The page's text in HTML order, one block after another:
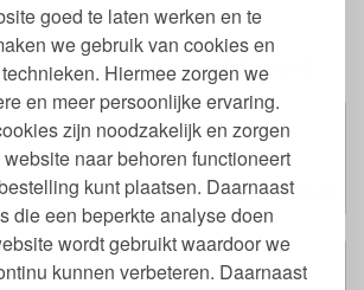
goed te laten werken en te
we gebruik van cookies en
Hiermee zorgen we
en meer persoonlijke ervaring.
zijn noodzakelijk en zorgen
naar behoren functioneert
kunt plaatsen. Daarnaast
die een beperkte analyse doen
wordt gebruikt waardoor we
kunnen verbeteren. Daarnaast
haarverf gecertificeerd
Winkelwagen
Veilig winkelen